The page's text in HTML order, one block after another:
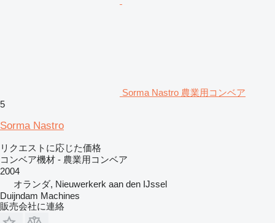
Sorma Nastro 農業用コンベア
5
Sorma Nastro
リクエストに応じた価格
コンベア機材 - 農業用コンベア
2004
オランダ, Nieuwerkerk aan den IJssel
Duijndam Machines
販売会社に連絡